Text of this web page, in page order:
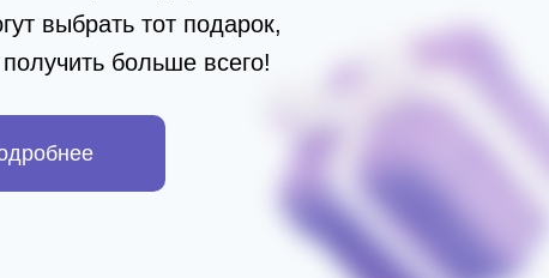
выбрать тот подарок,
больше всего!